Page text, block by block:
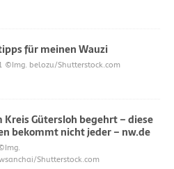
für meinen Wauzi
©Img. belozu/Shutterstock.com
Gütersloh begehrt – diese
bekommt nicht jeder – nw.de
Shutterstock.com